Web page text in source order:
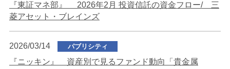
『東証マネ部』 2026年2月 投資信託の資金フロー/ 三
菱アセット・ブレインズ
2026/03/14 パブリシティ
『ニッキン』 資産別で見るファンド動向「貴金属